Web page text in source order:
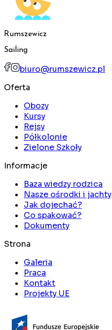
Rumszewicz
Sailing
biuro@rumszewicz.pl
Oferta
Obozy
Kursy
Rejsy
Półkolonie
Zielone Szkoły
Informacje
Baza wiedzy rodzica
Nasze ośrodki i jachty
Jak dojechać?
Co spakować?
Dokumenty
Strona
Galeria
Praca
Kontakt
Projekty UE